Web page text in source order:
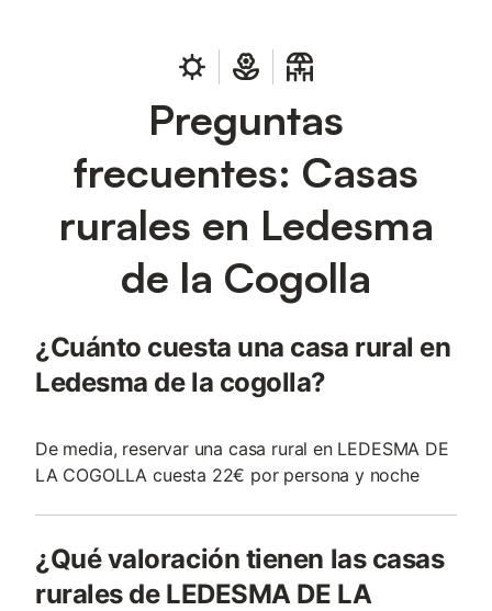
Preguntas
frecuentes: Casas
rurales en Ledesma
de la Cogolla
¿Cuánto cuesta una casa rural en
Ledesma de la cogolla?
De media, reservar una casa rural en LEDESMA DE
LA COGOLLA cuesta 22€ por persona y noche
¿Qué valoración tienen las casas
rurales de LEDESMA DE LA